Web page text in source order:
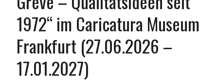
1972“ im Caricatura Museum
Frankfurt (27.06.2026 –
17.01.2027)